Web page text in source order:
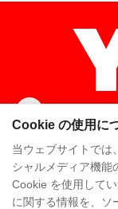
ホーム
Cookie の使用に
当ウェブサイトでは
シャルメディア機能
Cookie を使用して
に関する情報を、ソ